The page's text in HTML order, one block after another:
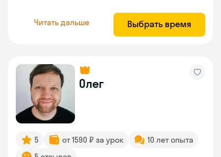
Читать дальше Выбрать время
Олег
5 от 1590 ₽ за урок
10 лет опыта